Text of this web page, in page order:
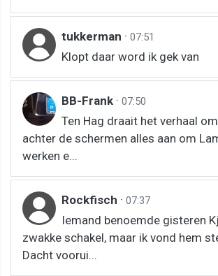
tukkerman · 07:51
Klopt daar word ik gek van
BB-Frank · 07:50
Ten Hag draait het verhaal
achter de schermen alles aan om
werken e...
Rockfisch · 07:37
Iemand benoemde gisteren
zwakke schakel, maar ik vond hem
Dacht voorui...